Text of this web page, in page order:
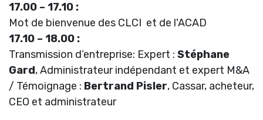
17.00 – 17.10 :
Mot de bienvenue des CLCI et de l'ACAD
17.10 – 18.00 :
Transmission d’entreprise: Expert : Stéphane
Gard, Administrateur indépendant et expert M&A
/ Témoignage : Bertrand Pisler, Cassar, acheteur,
CEO et administrateur